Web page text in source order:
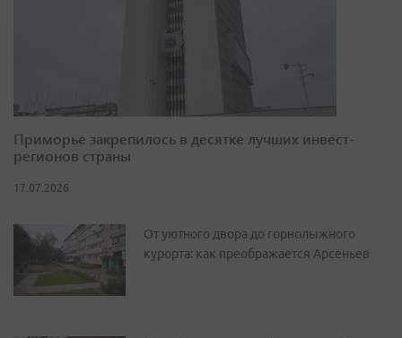
Приморье закрепилось в десятке лучших инвест-
регионов страны
17.07.2026
От уютного двора до горнолыжного
курорта: как преображается Арсеньев